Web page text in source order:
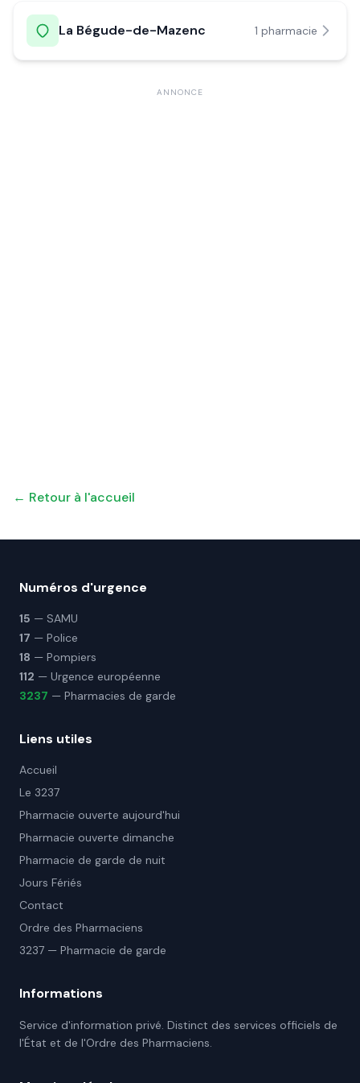
La Bégude-de-Mazenc 1 pharmacie
ANNONCE
← Retour à l'accueil
Numéros d'urgence
15 — SAMU
17 — Police
18 — Pompiers
112 — Urgence européenne
3237 — Pharmacies de garde
Liens utiles
Accueil
Le 3237
Pharmacie ouverte aujourd'hui
Pharmacie ouverte dimanche
Pharmacie de garde de nuit
Jours Fériés
Contact
Ordre des Pharmaciens
3237 — Pharmacie de garde
Informations
Service d'information privé. Distinct des services officiels de
l'État et de l'Ordre des Pharmaciens.